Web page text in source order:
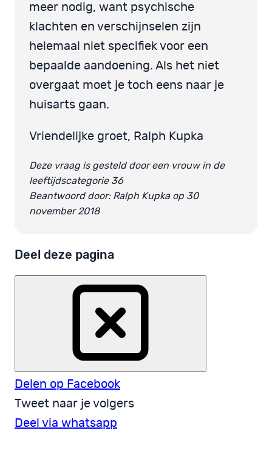
meer nodig, want psychische
klachten en verschijnselen zijn
helemaal niet specifiek voor een
bepaalde aandoening. Als het niet
overgaat moet je toch eens naar je
huisarts gaan.
Vriendelijke groet, Ralph Kupka
Deze vraag is gesteld door een vrouw in de
leeftijdscategorie 36
Beantwoord door: Ralph Kupka op 30
november 2018
Deel deze pagina
Delen op Facebook
Tweet naar je volgers
Deel via whatsapp